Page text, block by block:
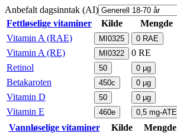
Anbefalt dagsinntak (AI)
Fettløselige vitaminer
Kilde Mengde
Vitamin A (RAE) MI0325 0 RAE
Vitamin A (RE) MI0322 0 RE
Retinol
50 0 µg
Betakaroten 450c 0 µg
Vitamin D 50 0 µg
Vitamin E
460e 0,5 mg-ATE
Vannløselige vitaminer
Kilde Mengde